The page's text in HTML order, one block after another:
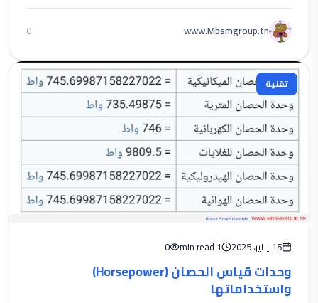
www.Mbsmgroup.tn
0
تقنية
15 يناير، 2025 1 min read
0
وحدات قياس الحصان (Horsepower)
واستخداماتها